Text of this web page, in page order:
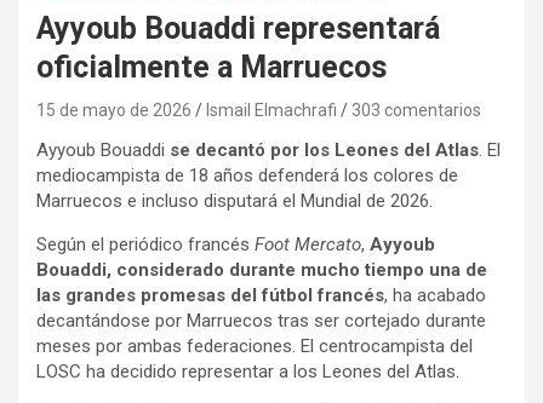
Ayyoub Bouaddi representará
oficialmente a Marruecos
15 de mayo de 2026 Ismail Elmachrafi 303 comentarios
Ayyoub Bouaddi se decantó por los Leones del Atlas. El
mediocampista de 18 años defenderá los colores de
Marruecos e incluso disputará el Mundial de 2026.
Según el periódico francés Foot Mercato, Ayyoub
Bouaddi, considerado durante mucho tiempo una de
las grandes promesas del fútbol francés, ha acabado
decantándose por Marruecos tras ser cortejado durante
meses por ambas federaciones. El centrocampista del
LOSC ha decidido representar a los Leones del Atlas.